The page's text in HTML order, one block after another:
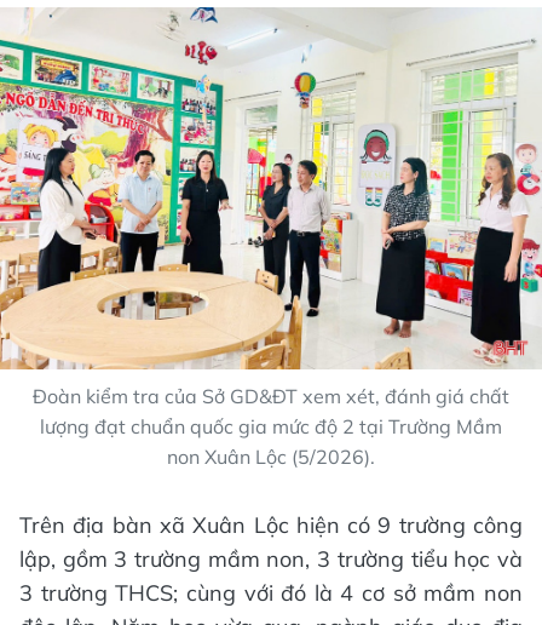
Đoàn kiểm tra của Sở GD&ĐT xem xét, đánh giá chất
lượng đạt chuẩn quốc gia mức độ 2 tại Trường Mầm
non Xuân Lộc (5/2026).
Trên địa bàn xã Xuân Lộc hiện có 9 trường công
lập, gồm 3 trường mầm non, 3 trường tiểu học và
3 trường THCS; cùng với đó là 4 cơ sở mầm non